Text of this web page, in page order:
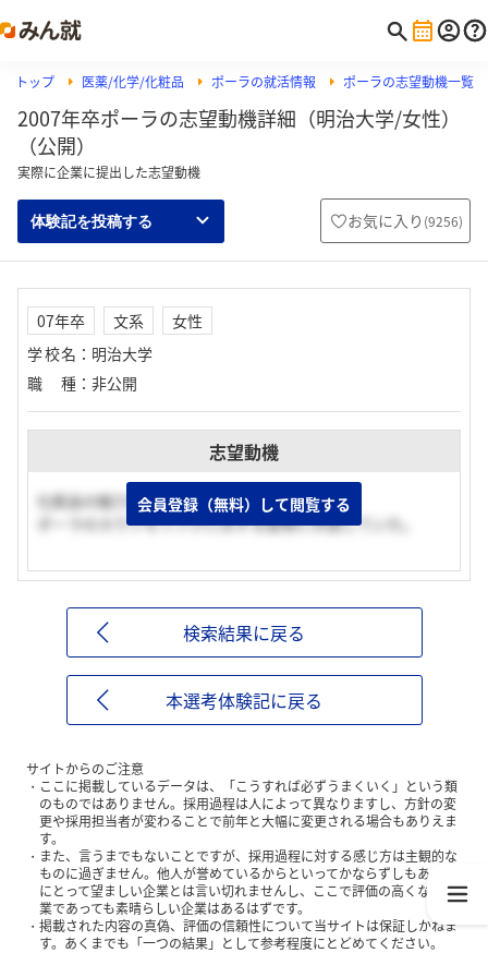
トップ 医薬/化学/化粧品 ポーラの就活情報 ポーラの志望動機一覧
2007年卒ポーラの志望動機詳細（明治大学/女性）
（公開）
実際に企業に提出した志望動機
体験記を投稿する お気に入り (9256)
07年卒 文系
女性
学校名 ： 明治大学
職種 ： 非公開
志望動機
化粧品の魅力を多くの人に伝えたかった。
ポーラのカウンセリングに対する姿勢に共感していた。
会員登録（無料）して閲覧する
検索結果に戻る
本選考体験記に戻る
サイトからのご注意
ここに掲載しているデータは、「こうすれば必ずうまくいく」という類
のものではありません。採用過程は人によって異なりますし、方針の変
更や採用担当者が変わることで前年と大幅に変更される場合もありえま
す。
また、言うまでもないことですが、採用過程に対する感じ方は主観的な
ものに過ぎません。他人が誉めているからといってかならずしもあなた
にとって望ましい企業とは言い切れませんし、ここで評価の高くない企
業であっても素晴らしい企業はあるはずです。
掲載された内容の真偽、評価の信頼性について当サイトは保証しかねま
す。あくまでも「一つの結果」として参考程度にとどめてください。